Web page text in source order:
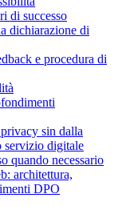
di successo
dichiarazione di
e procedura di
sin dalla
servizio digitale
quando necessario
architettura,
DPO